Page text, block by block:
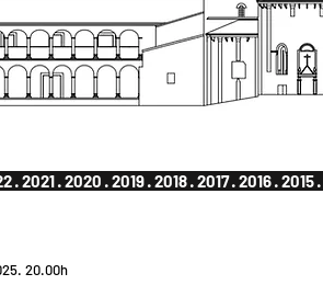
·2021·2020 ·2019·2018·2017·2016·2015·
20.00h